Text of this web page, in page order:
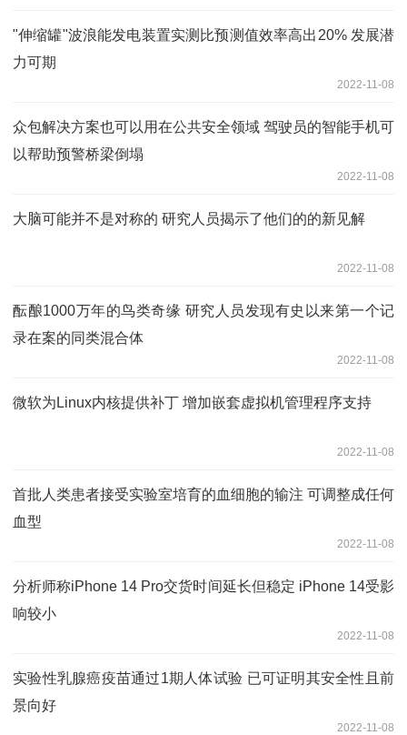
"伸缩罐"波浪能发电装置实测比预测值效率高出20% 发展潜
力可期
2022-11-08
众包解决方案也可以用在公共安全领域 驾驶员的智能手机可
以帮助预警桥梁倒塌
2022-11-08
大脑可能并不是对称的 研究人员揭示了他们的的新见解
2022-11-08
酝酿1000万年的鸟类奇缘 研究人员发现有史以来第一个记
录在案的同类混合体
2022-11-08
微软为Linux内核提供补丁 增加嵌套虚拟机管理程序支持
2022-11-08
首批人类患者接受实验室培育的血细胞的输注 可调整成任何
血型
2022-11-08
分析师称iPhone 14 Pro交货时间延长但稳定 iPhone 14受影
响较小
2022-11-08
实验性乳腺癌疫苗通过1期人体试验 已可证明其安全性且前
景向好
2022-11-08